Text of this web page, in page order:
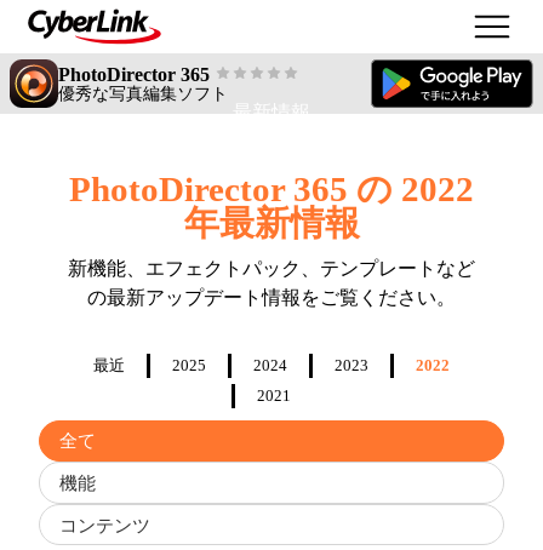
PhotoDirector 365
優秀な写真編集ソフト
最新情報
PhotoDirector 365 の 2022
年最新情報
新機能、エフェクトパック、テンプレートなど
の最新アップデート情報をご覧ください。
最近 2025 2024 2023
2022
2021
Filter
updates
by
type
全て
機能
コンテンツ